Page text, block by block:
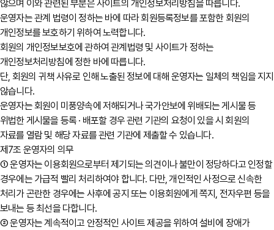
않으며 이와 관련된 부분은 사이트의 개인정보처리방침을 따릅니다.
운영자는 관계 법령이 정하는 바에 따라 회원등록정보를 포함한 회원의
개인정보를 보호하기 위하여 노력합니다.
회원의 개인정보보호에 관하여 관계법령 및 사이트가 정하는
개인정보처리방침에 정한 바에 따릅니다.
단, 회원의 귀책 사유로 인해 노출된 정보에 대해 운영자는 일체의 책임을 지지
않습니다.
운영자는 회원이 미풍양속에 저해되거나 국가안보에 위배되는 게시물 등
위법한 게시물을 등록 · 배포할 경우 관련 기관의 요청이 있을 시 회원의
자료를 열람 및 해당 자료를 관련 기관에 제출할 수 있습니다.
제7조 운영자의 의무
① 운영자는 이용회원으로부터 제기되는 의견이나 불만이 정당하다고 인정할
경우에는 가급적 빨리 처리하여야 합니다. 다만, 개인적인 사정으로 신속한
처리가 곤란한 경우에는 사후에 공지 또는 이용회원에게 쪽지, 전자우편 등을
보내는 등 최선을 다합니다.
② 운영자는 계속적이고 안정적인 사이트 제공을 위하여 설비에 장애가